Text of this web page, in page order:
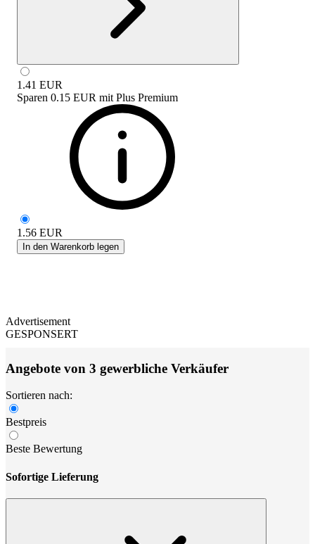
1.41 EUR
Sparen 0.15 EUR mit Plus Premium
1.56 EUR
In den Warenkorb legen
Advertisement
GESPONSERT
Angebote von 3 gewerbliche Verkäufer
Sortieren nach:
Bestpreis
Beste Bewertung
Sofortige Lieferung